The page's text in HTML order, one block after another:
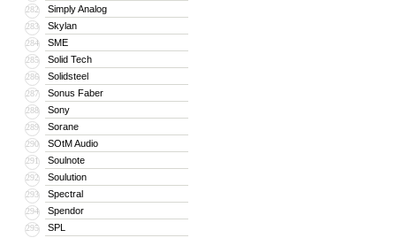
282 Simply Analog
283 Skylan
284 SME
285 Solid Tech
286 Solidsteel
287 Sonus Faber
288 Sony
289 Sorane
290 SOtM Audio
291 Soulnote
292 Soulution
293 Spectral
294 Spendor
295 SPL